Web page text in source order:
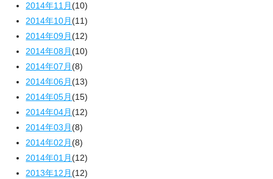
2014年11月(10)
2014年10月(11)
2014年09月(12)
2014年08月(10)
2014年07月(8)
2014年06月(13)
2014年05月(15)
2014年04月(12)
2014年03月(8)
2014年02月(8)
2014年01月(12)
2013年12月(12)